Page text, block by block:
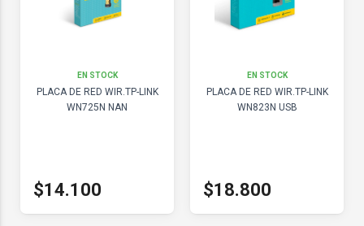
EN STOCK
PLACA DE RED WIR.TP-LINK
WN725N NAN
$14.100
EN STOCK
PLACA DE RED WIR.TP-LINK
WN823N USB
$18.800